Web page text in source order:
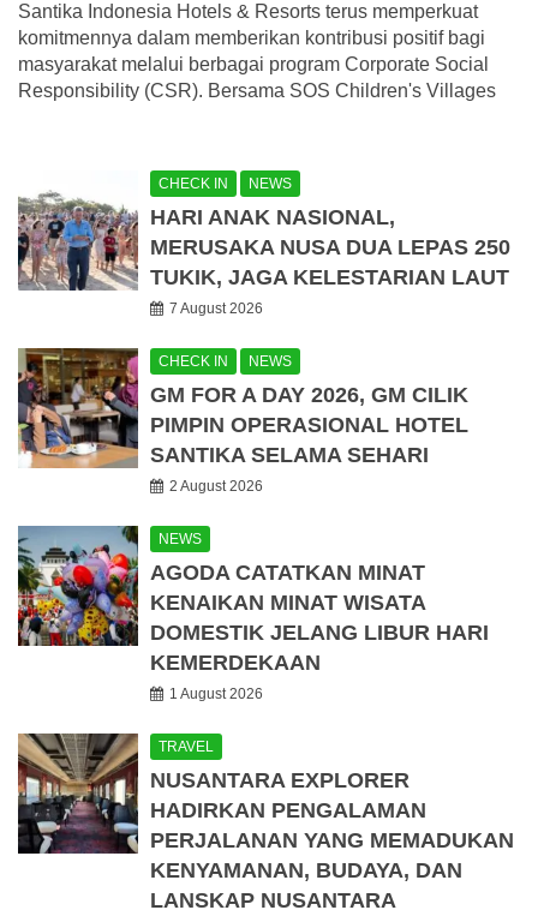
Santika Indonesia Hotels & Resorts terus memperkuat
komitmennya dalam memberikan kontribusi positif bagi
masyarakat melalui berbagai program Corporate Social
Responsibility (CSR). Bersama SOS Children's Villages
CHECK IN NEWS
HARI ANAK NASIONAL,
MERUSAKA NUSA DUA LEPAS 250
TUKIK, JAGA KELESTARIAN LAUT
7 August 2026
CHECK IN NEWS
GM FOR A DAY 2026, GM CILIK
PIMPIN OPERASIONAL HOTEL
SANTIKA SELAMA SEHARI
2 August 2026
NEWS
AGODA CATATKAN MINAT
KENAIKAN MINAT WISATA
DOMESTIK JELANG LIBUR HARI
KEMERDEKAAN
1 August 2026
TRAVEL
NUSANTARA EXPLORER
HADIRKAN PENGALAMAN
PERJALANAN YANG MEMADUKAN
KENYAMANAN, BUDAYA, DAN
LANSKAP NUSANTARA